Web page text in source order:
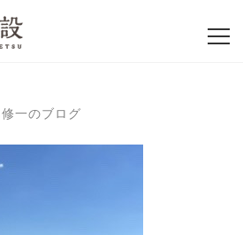
一のブログ